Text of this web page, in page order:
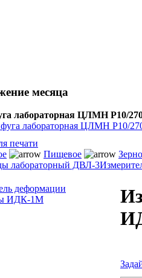
месяца
лабораторная ЦЛМН Р10/
Пищевое
лабораторный ДВЛ-3